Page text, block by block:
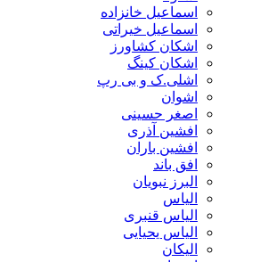
اسماعیل خانزاده
اسماعیل خیراتی
اشکان کشاورز
اشکان کینگ
اشلی.ک و بی رپ
اصغر حسینی
افشین آذری
افشین باران
افق باند
البرز نبویان
الیاس قنبرى
الیاس یحیایی